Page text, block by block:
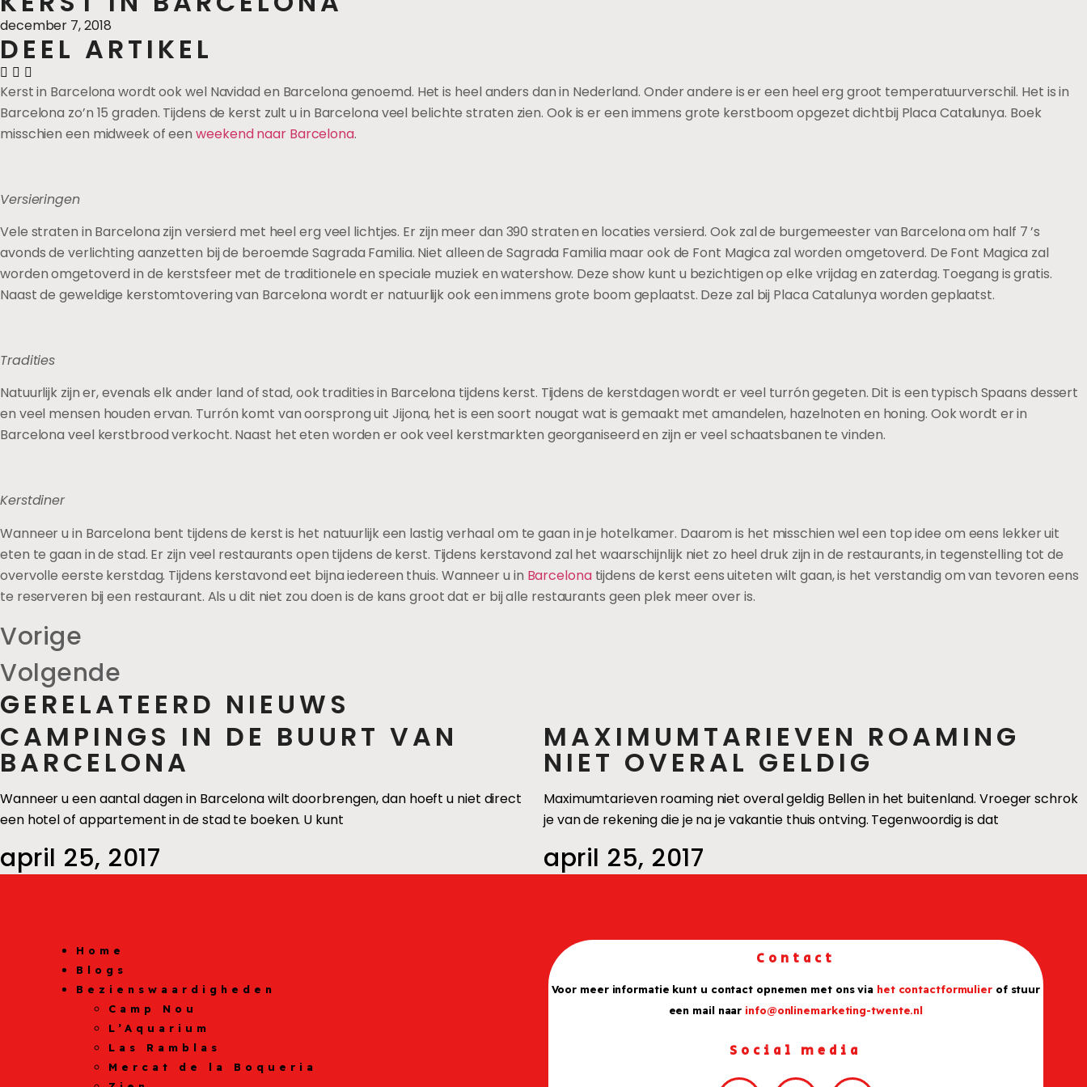
december 7, 2018
DEEL ARTIKEL
Kerst in Barcelona wordt ook wel Navidad en Barcelona genoemd. Het is heel anders dan in Nederland. Onder andere is er een heel erg groot temperatuurverschil. Het is in
Barcelona zo’n 15 graden. Tijdens de kerst zult u in Barcelona veel belichte straten zien. Ook is er een immens grote kerstboom opgezet dichtbij Placa Catalunya. Boek
misschien een midweek of een weekend naar Barcelona.
Versieringen
Vele straten in Barcelona zijn versierd met heel erg veel lichtjes. Er zijn meer dan 390 straten en locaties versierd. Ook zal de burgemeester van Barcelona om half 7 ’s
avonds de verlichting aanzetten bij de beroemde Sagrada Familia. Niet alleen de Sagrada Familia maar ook de Font Magica zal worden omgetoverd. De Font Magica zal
worden omgetoverd in de kerstsfeer met de traditionele en speciale muziek en watershow. Deze show kunt u bezichtigen op elke vrijdag en zaterdag. Toegang is gratis.
Naast de geweldige kerstomtovering van Barcelona wordt er natuurlijk ook een immens grote boom geplaatst. Deze zal bij Placa Catalunya worden geplaatst.
Tradities
Natuurlijk zijn er, evenals elk ander land of stad, ook tradities in Barcelona tijdens kerst. Tijdens de kerstdagen wordt er veel turrón gegeten. Dit is een typisch Spaans dessert
en veel mensen houden ervan. Turrón komt van oorsprong uit Jijona, het is een soort nougat wat is gemaakt met amandelen, hazelnoten en honing. Ook wordt er in
Barcelona veel kerstbrood verkocht. Naast het eten worden er ook veel kerstmarkten georganiseerd en zijn er veel schaatsbanen te vinden.
Kerstdiner
Wanneer u in Barcelona bent tijdens de kerst is het natuurlijk een lastig verhaal om te gaan in je hotelkamer. Daarom is het misschien wel een top idee om eens lekker uit
eten te gaan in de stad. Er zijn veel restaurants open tijdens de kerst. Tijdens kerstavond zal het waarschijnlijk niet zo heel druk zijn in de restaurants, in tegenstelling tot de
overvolle eerste kerstdag. Tijdens kerstavond eet bijna iedereen thuis. Wanneer u in Barcelonatijdens de kerst eens uiteten wilt gaan, is het verstandig om van tevoren eens
te reserveren bij een restaurant. Als u dit niet zou doen is de kans groot dat er bij alle restaurants geen plek meer over is.
Vorige
Volgende
GERELATEERD NIEUWS
CAMPINGS IN DE BUURT VAN
BARCELONA
Wanneer u een aantal dagen in Barcelona wilt doorbrengen, dan hoeft u niet direct
een hotel of appartement in de stad te boeken. U kunt
april 25, 2017
MAXIMUMTARIEVEN ROAMING
NIET OVERAL GELDIG
Maximumtarieven roaming niet overal geldig Bellen in het buitenland. Vroeger schrok
je van de rekening die je na je vakantie thuis ontving. Tegenwoordig is dat
april 25, 2017
Home
Blogs
Bezienswaardigheden
Camp Nou
L’Aquarium
Las Ramblas
Mercat de la Boqueria
Contact
Voor meer informatie kunt u contact opnemen met ons via het contactformulierof stuur
een mail naar info@onlinemarketing-twente.nl
Social media